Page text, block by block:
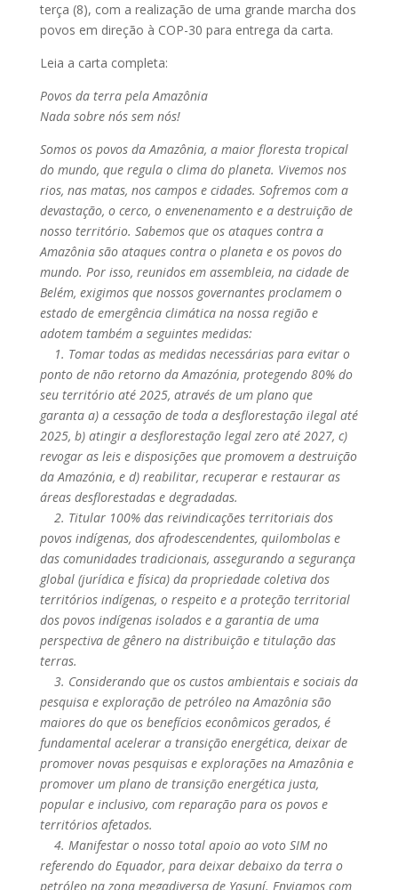
terça (8), com a realização de uma grande marcha dos
povos em direção à COP-30 para entrega da carta.
Leia a carta completa:
Povos da terra pela Amazônia
Nada sobre nós sem nós!
Somos os povos da Amazônia, a maior floresta tropical
do mundo, que regula o clima do planeta. Vivemos nos
rios, nas matas, nos campos e cidades. Sofremos com a
devastação, o cerco, o envenenamento e a destruição de
nosso território. Sabemos que os ataques contra a
Amazônia são ataques contra o planeta e os povos do
mundo. Por isso, reunidos em assembleia, na cidade de
Belém, exigimos que nossos governantes proclamem o
estado de emergência climática na nossa região e
adotem também a seguintes medidas:
1. Tomar todas as medidas necessárias para evitar o
ponto de não retorno da Amazónia, protegendo 80% do
seu território até 2025, através de um plano que
garanta a) a cessação de toda a desflorestação ilegal até
2025, b) atingir a desflorestação legal zero até 2027, c)
revogar as leis e disposições que promovem a destruição
da Amazónia, e d) reabilitar, recuperar e restaurar as
áreas desflorestadas e degradadas.
2. Titular 100% das reivindicações territoriais dos
povos indígenas, dos afrodescendentes, quilombolas e
das comunidades tradicionais, assegurando a segurança
global (jurídica e física) da propriedade coletiva dos
territórios indígenas, o respeito e a proteção territorial
dos povos indígenas isolados e a garantia de uma
perspectiva de gênero na distribuição e titulação das
terras.
3. Considerando que os custos ambientais e sociais da
pesquisa e exploração de petróleo na Amazônia são
maiores do que os benefícios econômicos gerados, é
fundamental acelerar a transição energética, deixar de
promover novas pesquisas e explorações na Amazônia e
promover um plano de transição energética justa,
popular e inclusivo, com reparação para os povos e
territórios afetados.
4. Manifestar o nosso total apoio ao voto SIM no
referendo do Equador, para deixar debaixo da terra o
petróleo na zona megadiversa de Yasuní. Enviamos com